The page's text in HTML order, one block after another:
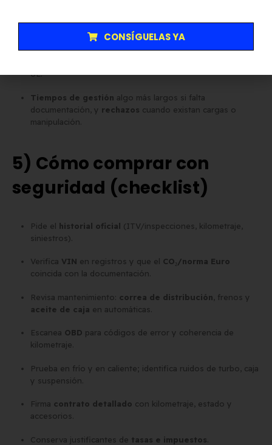
Menos gangas “opacas”y más precio en vehículos con
libro, facturas y kilometraje trazado.
UE.
Tiempos de gestión algo más largos si falta
documentación, y rechazos cuando existan cargas o
manipulación.
5) Cómo comprar con
seguridad (checklist)
Pide el historial oficial (ITV/inspecciones, kilometraje,
siniestros).
Verifica VIN en registros y que el CO₂/norma Euro
coincida con la documentación.
Revisa mantenimiento: correa de distribución , frenos y
aceite de caja en automáticas.
Escanea OBD para códigos de error y coherencia de
kilometraje.
Prueba en frío y en caliente; identifica ruidos de turbo, caja
y suspensión.
Firma contrato detallado con kilometraje, estado y
accesorios.
Conserva justificantes de tasas e impuestos
CONSÍGUELAS YA